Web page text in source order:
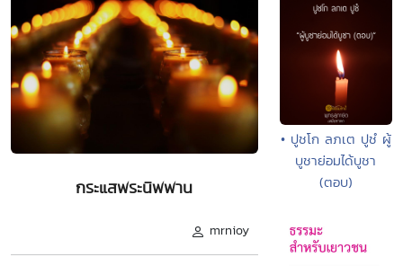
กระแสพระนิพพาน
mrnioy
• ปูชโก ลภเต ปูชํ ผู้
บูชาย่อมได้บูชา
(ตอบ)